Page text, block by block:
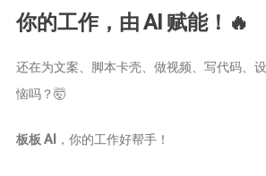
你的工作，由 AI 赋能！🔥
还在为文案、脚本卡壳、做视频、写代码、
恼吗？🤯
板板 AI ，你的工作好帮手！